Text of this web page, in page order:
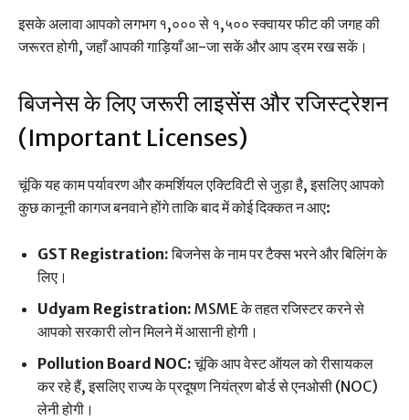
इसके अलावा आपको लगभग १,००० से १,५०० स्क्वायर फीट की जगह की
जरूरत होगी, जहाँ आपकी गाड़ियाँ आ-जा सकें और आप ड्रम रख सकें।
बिजनेस के लिए जरूरी लाइसेंस और रजिस्ट्रेशन
(Important Licenses)
चूंकि यह काम पर्यावरण और कमर्शियल एक्टिविटी से जुड़ा है, इसलिए आपको
कुछ कानूनी कागज बनवाने होंगे ताकि बाद में कोई दिक्कत न आए:
GST Registration:बिजनेस के नाम पर टैक्स भरने और बिलिंग के
लिए।
Udyam Registration: MSME के तहत रजिस्टर करने से
आपको सरकारी लोन मिलने में आसानी होगी।
Pollution Board NOC:चूंकि आप वेस्ट ऑयल को रीसायकल
कर रहे हैं, इसलिए राज्य के प्रदूषण नियंत्रण बोर्ड से एनओसी (NOC)
लेनी होगी।